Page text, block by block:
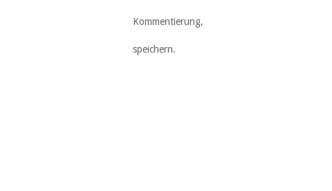
Kommentierung,
speichern.